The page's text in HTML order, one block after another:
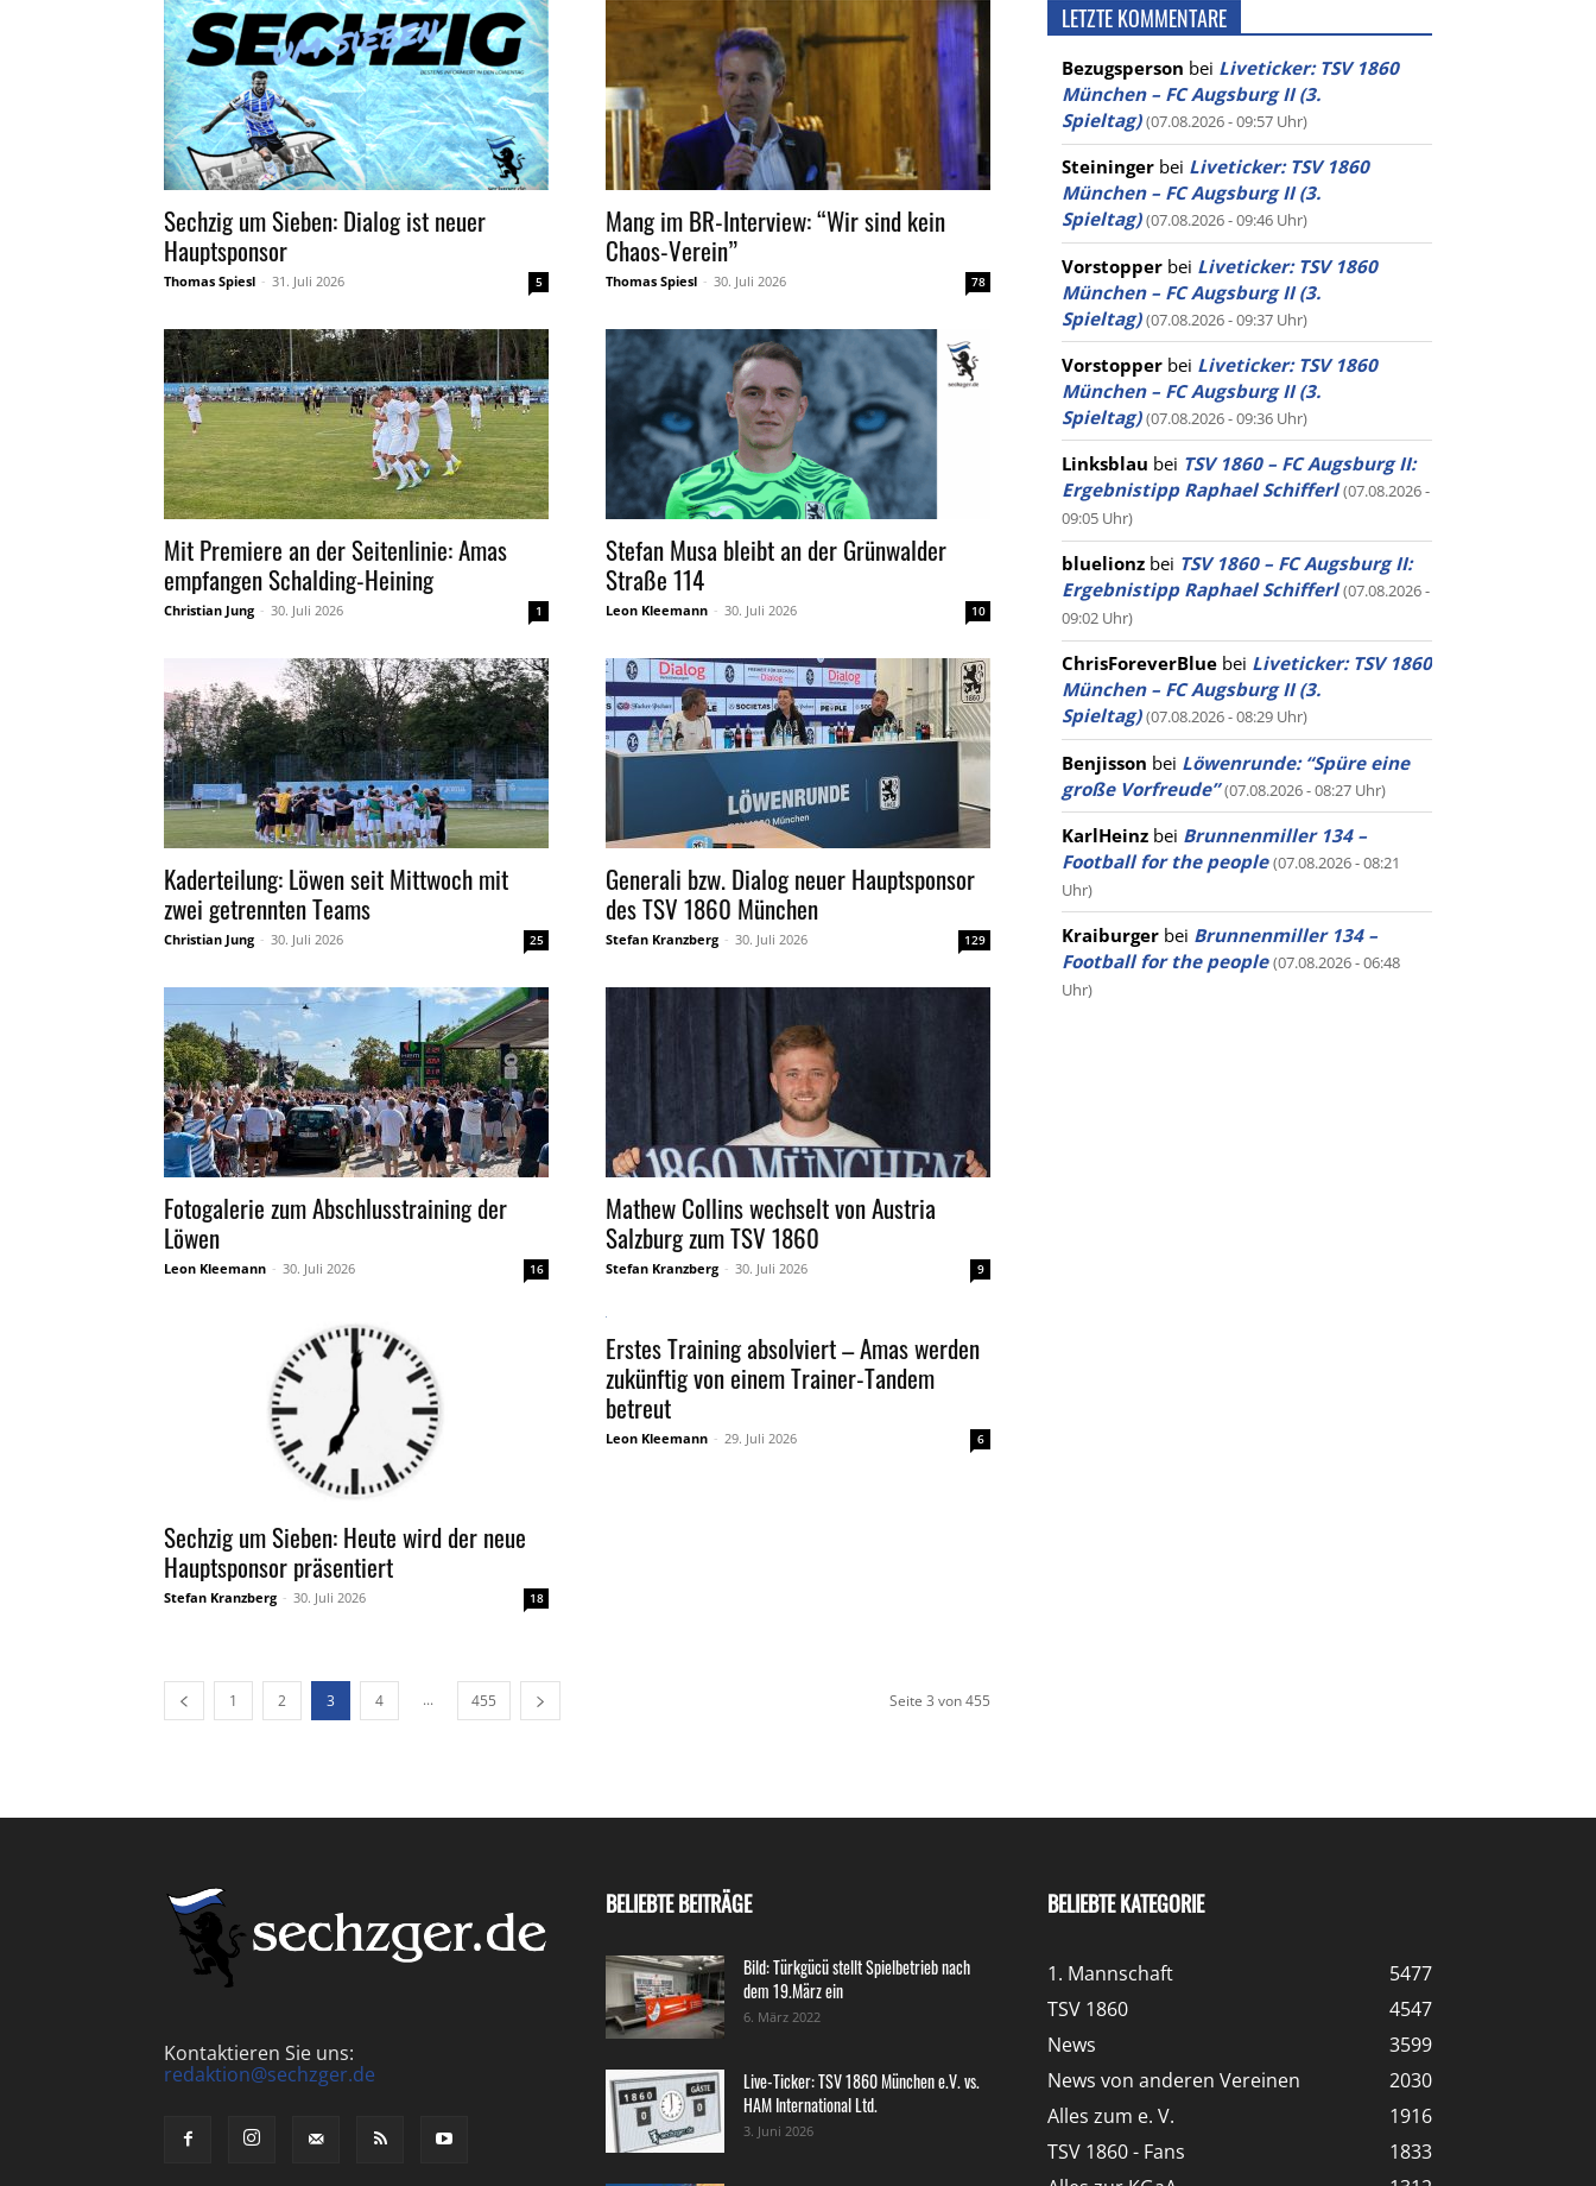
Sechzig um Sieben: Dialog ist neuer
Hauptsponsor
Thomas Spiesl - 31. Juli 2026 5
Mang im BR-Interview: “Wir sind kein
Chaos-Verein”
Thomas Spiesl - 30. Juli 2026 78
Mit Premiere an der Seitenlinie: Amas
empfangen Schalding-Heining
Christian Jung - 30. Juli 2026 1
Stefan Musa bleibt an der Grünwalder
Straße 114
Leon Kleemann - 30. Juli 2026 10
Kaderteilung: Löwen seit Mittwoch mit
zwei getrennten Teams
Christian Jung - 30. Juli 2026 25
Generali bzw. Dialog neuer Hauptsponsor
des TSV 1860 München
Stefan Kranzberg - 30. Juli 2026 129
Fotogalerie zum Abschlusstraining der
Löwen
Leon Kleemann - 30. Juli 2026 16
Mathew Collins wechselt von Austria
Salzburg zum TSV 1860
Stefan Kranzberg - 30. Juli 2026 9
Sechzig um Sieben: Heute wird der neue
Hauptsponsor präsentiert
Stefan Kranzberg - 30. Juli 2026 18
Erstes Training absolviert – Amas werden
zukünftig von einem Trainer-Tandem
betreut
Leon Kleemann - 29. Juli 2026 6
1 2 3 4 ... 455 Seite 3 von 455
LETZTE KOMMENTARE
Bezugsperson bei Liveticker: TSV 1860
München – FC Augsburg II (3.
Spieltag) (07.08.2026 - 09:57 Uhr)
Steininger bei Liveticker: TSV 1860
München – FC Augsburg II (3.
Spieltag) (07.08.2026 - 09:46 Uhr)
Vorstopper bei Liveticker: TSV 1860
München – FC Augsburg II (3.
Spieltag) (07.08.2026 - 09:37 Uhr)
Vorstopper bei Liveticker: TSV 1860
München – FC Augsburg II (3.
Spieltag) (07.08.2026 - 09:36 Uhr)
Linksblau bei TSV 1860 – FC Augsburg II:
Ergebnistipp Raphael Schifferl (07.08.2026 -
09:05 Uhr)
bluelionz bei TSV 1860 – FC Augsburg II:
Ergebnistipp Raphael Schifferl (07.08.2026 -
09:02 Uhr)
ChrisForeverBlue bei Liveticker: TSV 1860
München – FC Augsburg II (3.
Spieltag) (07.08.2026 - 08:29 Uhr)
Benjisson bei Löwenrunde: “Spüre eine
große Vorfreude” (07.08.2026 - 08:27 Uhr)
KarlHeinz bei Brunnenmiller 134 –
Football for the people (07.08.2026 - 08:21
Uhr)
Kraiburger bei Brunnenmiller 134 –
Football for the people (07.08.2026 - 06:48
Uhr)
Kontaktieren Sie uns:
redaktion@sechzger.de
BELIEBTE BEITRÄGE
Bild: Türkgücü stellt Spielbetrieb nach
dem 19.März ein
6. März 2022
Live-Ticker: TSV 1860 München e.V. vs.
HAM International Ltd.
3. Juni 2026
BELIEBTE KATEGORIE
1. Mannschaft
5477
TSV 1860
4547
News
3599
News von anderen Vereinen
2030
Alles zum e. V.
1916
TSV 1860 - Fans
1833